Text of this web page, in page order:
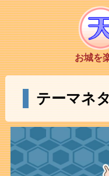
お城を
テーマネタ